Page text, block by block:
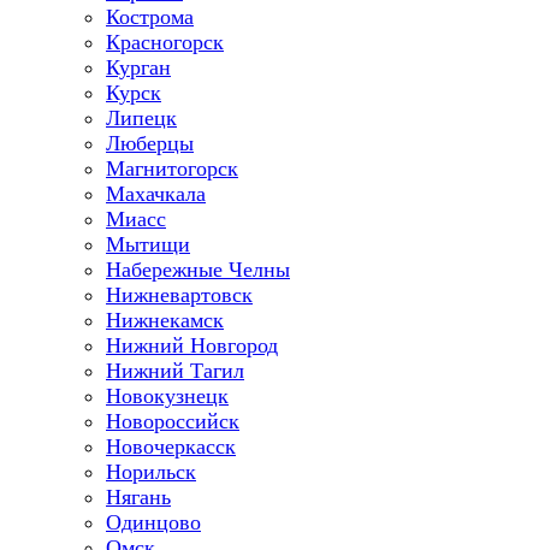
Кострома
Красногорск
Курган
Курск
Липецк
Люберцы
Магнитогорск
Махачкала
Миасс
Мытищи
Набережные Челны
Нижневартовск
Нижнекамск
Нижний Новгород
Нижний Тагил
Новокузнецк
Новороссийск
Новочеркасск
Норильск
Нягань
Одинцово